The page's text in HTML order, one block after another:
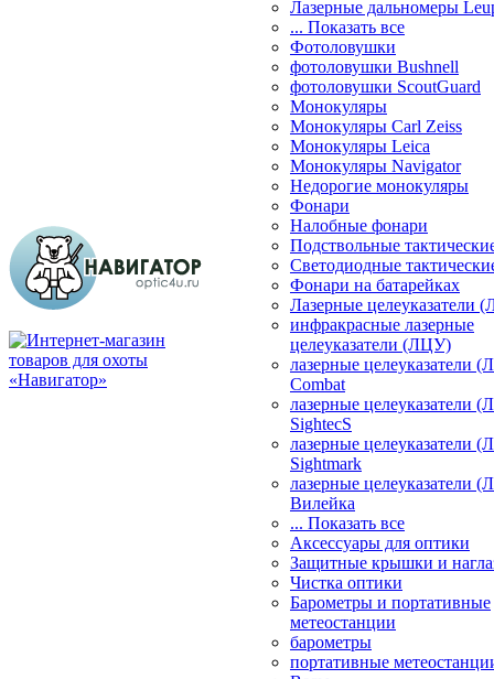
Лазерные дальномеры
... Показать все
Фотоловушки
фотоловушки Bushnell
фотоловушки ScoutGuard
Монокуляры
Монокуляры Carl Zeiss
Монокуляры Leica
Монокуляры Navigator
Недорогие монокуляры
Фонари
Налобные фонари
Подствольные
Светодиодные
Фонари на батарейках
Лазерные целеуказатели
инфракрасные лазерные
целеуказатели (ЛЦУ)
лазерные целеуказатели
Combat
лазерные целеуказатели
SightecS
лазерные целеуказатели
Sightmark
лазерные целеуказатели
Вилейка
... Показать все
Аксессуары для оптики
Защитные крышки и
Чистка оптики
Барометры и портативные
метеостанции
барометры
портативные